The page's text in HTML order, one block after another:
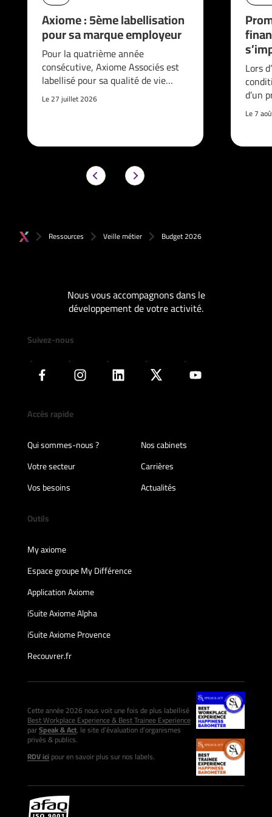
Axiome : 5ème labellisation
pour sa marque employeur
Pour la quatrième année
consécutive, Axiome Associés est
labellisé pour sa qualité de vie…
Le 27 juillet 2026
Lors
d’un
Le 7
Ressources Veille métier Budget 2026
Nous vous accompagnons dans le
développement de votre activité.
Suivez-nous
Accès rapide
Qui sommes-nous ?
Nos cabinets
Votre secteur
Carrières
Vos besoins
Actualités
Outils
My axiome
Espace groupe My Différence
Application Axiome
iSuite Axiome Alpha
iSuite Axiome Provence
Recouvrer.fr
Cette année 2026 nous voit une fois de plus labellisé
Best Workplace Experience & Best Trainee Experience
parSpeak & Act, le site d’évaluation d’organismes
privés & publics.
RDV icipour en savoir plus sur nos labels.